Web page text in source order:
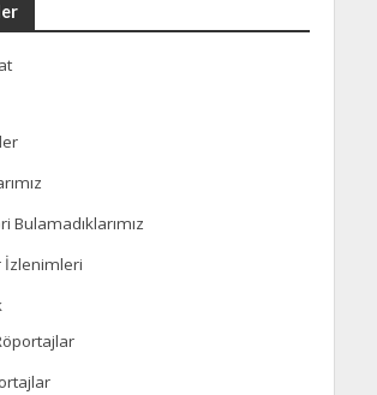
Bulamadıklarımız
İzlenimleri